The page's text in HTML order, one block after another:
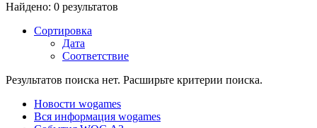
Найдено: 0 результатов
Сортировка
Дата
Соответствие
Результатов поиска нет. Расширьте критерии поиска.
Новости wogames
Вся информация wogames